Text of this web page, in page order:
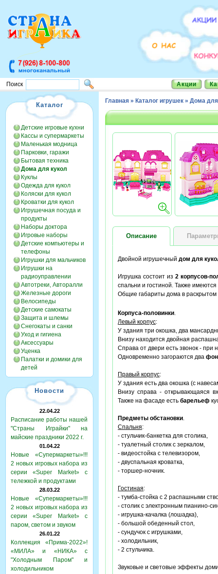
Поиск Акции
Каталог
Детские игровые кухни
Кассы и супермаркеты
Маленькая модница
Парковки, гаражи
Бытовая техника
Дома для кукол
Куклы
Одежда для кукол
Коляски для кукол
Кроватки для кукол
Игрушечная посуда и
продукты
Наборы доктора
Игровые наборы
Детские компьютеры и
телефоны
Игрушки для мальчиков
Игрушки на
радиоуправлении
Автотреки, Авторалли
Железные дороги
Велосипеды
Детские самокаты
Защита и шлемы
Снегокаты и санки
Уход и гигиена
Аксессуары
Уценка
Палатки и домики для
детей
Новости
22.04.22
Расписание работы нашей
"Страны Играйки" на
майские праздники 2022 г.
01.04.22
Новые «Супермаркеты»!!!
2 новых игровых набора из
серии «Super Market» с
тележкой и продуктами
28.03.22
Новые «Супермаркеты»!!!
2 новых игровых набора из
серии «Super Market» с
паром, светом и звуком
26.01.22
Коллекция «Прима-2022»!
«МИЛА» и «НИКА» с
"Холодным Паром" и
холодильником
Главная » Каталог игрушек » Дома для
Описание
Двойной игрушечный дом для
Игрушка состоит из 2 корпусов-
спальни и гостиной. Также имеются
Общие габариты дома в
Корпуса-половинки.
Левый корпус:
У здания три окошка, два
Внизу находится двойная
Справа от двери есть звонок -
Одновременно загораются два
Правый корпус:
У здания есть два окошка (с
Внизу справа - открывающаяся
Также на фасаде есть барельеф
Предметы обстановки.
Спальня:
- стульчик-банкетка для столика,
- туалетный столик с зеркалом,
- видеостойка с телевизором,
- двуспальная кроватка,
- торшер-ночник.
Гостиная:
- тумба-стойка с 2 распашными
- столик с электронным пианино-
- игрушка-качалка (лошадка),
- большой обеденный стол,
- сундучок с игрушками,
- холодильник,
- 2 стульчика.
Звуковые и световые эффекты